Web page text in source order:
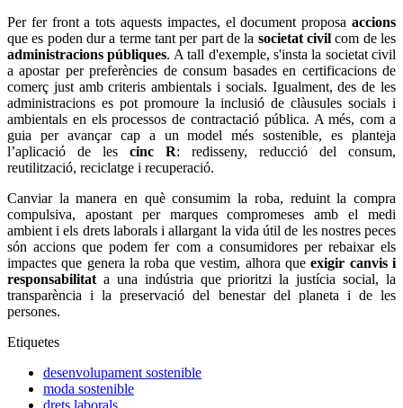
Per fer front a tots aquests impactes, el document proposa accions
que es poden dur a terme tant per part de la societat civil com de les
administracions públiques. A tall d'exemple, s'insta la societat civil
a apostar per preferències de consum basades en certificacions de
comerç just amb criteris ambientals i socials. Igualment, des de les
administracions es pot promoure la inclusió de clàusules socials i
ambientals en els processos de contractació pública. A més, com a
guia per avançar cap a un model més sostenible, es planteja
l’aplicació de les cinc R: redisseny, reducció del consum,
reutilització, reciclatge i recuperació.
Canviar la manera en què consumim la roba, reduint la compra
compulsiva, apostant per marques compromeses amb el medi
ambient i els drets laborals i allargant la vida útil de les nostres peces
són accions que podem fer com a consumidores per rebaixar els
impactes que genera la roba que vestim, alhora queexigir canvis i
responsabilitat a una indústria que prioritzi la justícia social, la
transparència i la preservació del benestar del planeta i de les
persones.
Etiquetes
desenvolupament sostenible
moda sostenible
drets laborals